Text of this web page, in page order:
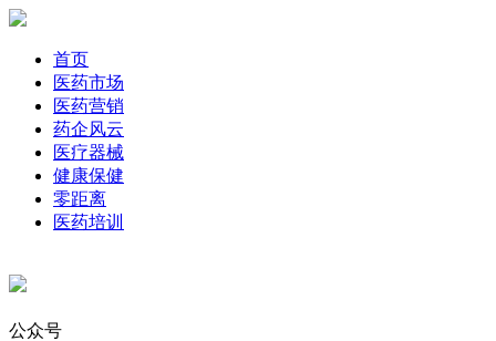
首页
医药市场
医药营销
药企风云
医疗器械
健康保健
零距离
医药培训
公众号